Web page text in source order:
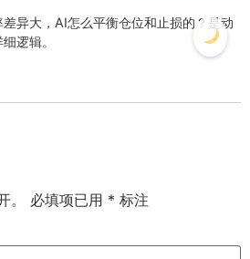
异大，AI怎么平衡仓位和止损的？是动
逻辑。
必填项已用 * 标注